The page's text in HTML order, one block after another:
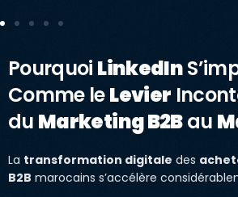
Pourquoi LinkedIn
Comme leLevier
du Marketing B2Bau
La transformation digitale des
B2B marocains s’accélère